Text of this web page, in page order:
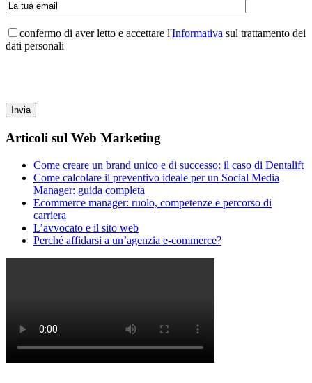
confermo di aver letto e accettare l'Informativa sul trattamento dei
dati personali
Articoli sul Web Marketing
Come creare un brand unico e di successo: il caso di Dentalift
Come calcolare il preventivo ideale per un Social Media
Manager: guida completa
Ecommerce manager: ruolo, competenze e percorso di
carriera
L’avvocato e il sito web
Perché affidarsi a un’agenzia e-commerce?